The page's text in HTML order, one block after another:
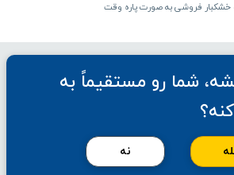
خشکبار فروشی به صورت پاره وقت
شما رو مستقیماً به
نه